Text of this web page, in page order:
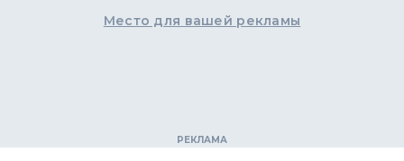
Место для вашей рекламы